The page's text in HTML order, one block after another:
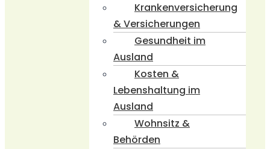
Krankenversicherung
& Versicherungen
Gesundheit im
Ausland
Kosten &
Lebenshaltung im
Ausland
Wohnsitz &
Behörden